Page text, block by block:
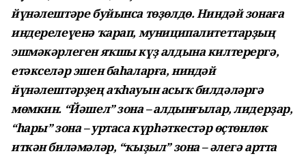
йүнәлештәре буйынса төҙөлдө. Ниндәй зонаға
индерелеүенә ҡарап, муниципалитеттарҙың
эшмәкәрлеген яҡшы күҙ алдына килтерергә,
етәкселәр эшен баһаларға, ниндәй
йүнәлештәрҙең аҡһауын асыҡ билдәләргә
мөмкин. “Йәшел” зона – алдынғылар, лидерҙар,
“һары” зона – уртаса күрһәткестәр өҫтөнлөк
иткән биләмәләр, “ҡыҙыл” зона – әлегә артта